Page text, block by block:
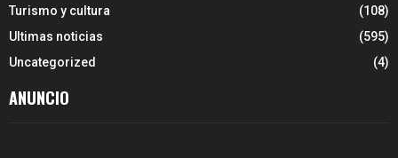
Turismo y cultura
(108)
Ultimas noticias
(595)
Uncategorized
(4)
ANUNCIO